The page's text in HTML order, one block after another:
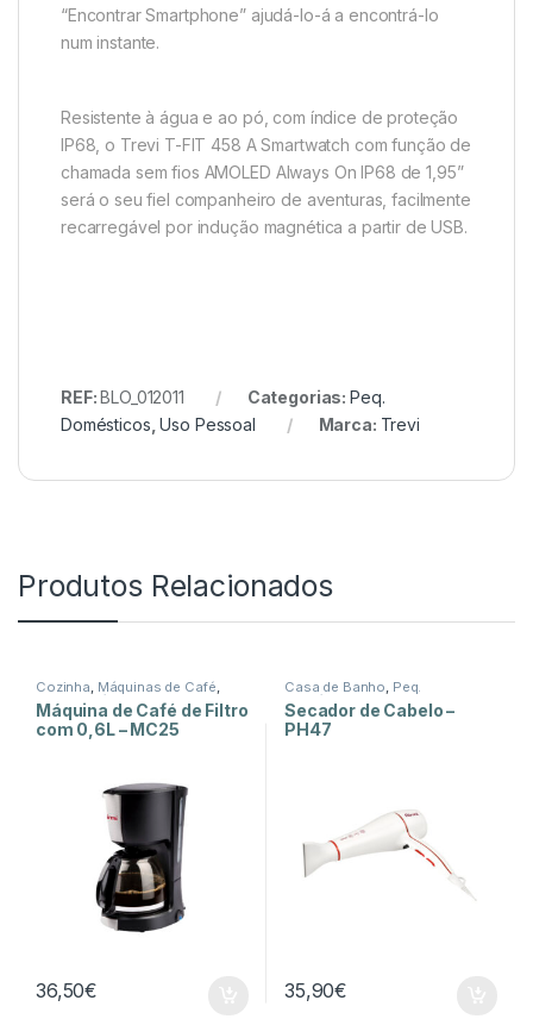
“Encontrar Smartphone” ajudá-lo-á a encontrá-lo
num instante.
Resistente à água e ao pó, com índice de proteção
IP68, o Trevi T-FIT 458 A Smartwatch com função de
chamada sem fios AMOLED Always On IP68 de 1,95”
será o seu fiel companheiro de aventuras, facilmente
recarregável por indução magnética a partir de USB.
REF:BLO_012011 Categorias: Peq.
Domésticos ,Uso Pessoal Marca: Trevi
Produtos Relacionados
Cozinha, Máquinas de Café,
Peq. Domésticos
Máquina de Café de Filtro
com 0,6L – MC25
36,50€
Casa de Banho, Peq.
Domésticos
Secador de Cabelo –
PH47
35,90€